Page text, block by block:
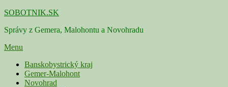
Skip
content
SOBOTNIK.SK
Správy z Gemera, Malohontu a Novohradu
Menu
Primárne
menu
Banskobystrický kraj
Gemer-Malohont
Novohrad